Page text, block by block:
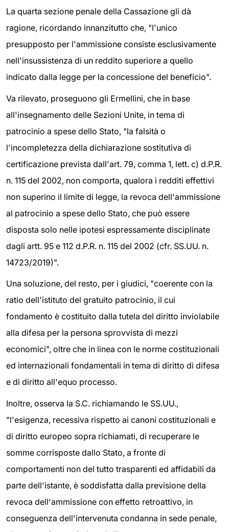
La quarta sezione penale della Cassazione gli dà
ragione, ricordando innanzitutto che, "l'unico
presupposto per l'ammissione consiste esclusivamente
nell'insussistenza di un reddito superiore a quello
indicato dalla legge per la concessione del beneficio".
Va rilevato, proseguono gli Ermellini, che in base
all'insegnamento delle Sezioni Unite, in tema di
patrocinio a spese dello Stato, "la falsità o
l'incompletezza della dichiarazione sostitutiva di
certificazione prevista dall'art. 79, comma 1, lett. c) d.P.R.
n. 115 del 2002, non comporta, qualora i redditi effettivi
non superino il limite di legge, la revoca dell'ammissione
al patrocinio a spese dello Stato, che può essere
disposta solo nelle ipotesi espressamente disciplinate
dagli artt. 95 e 112 d.P.R. n. 115 del 2002 (cfr. SS.UU. n.
14723/2019)".
Una soluzione, del resto, per i giudici, "coerente con la
ratio dell'istituto del gratuito patrocinio, il cui
fondamento è costituito dalla tutela del diritto inviolabile
alla difesa per la persona sprovvista di mezzi
economici", oltre che in linea con le norme costituzionali
ed internazionali fondamentali in tema di diritto di difesa
e di diritto all'equo processo.
Inoltre, osserva la S.C. richiamando le SS.UU.,
"l'esigenza, recessiva rispetto ai canoni costituzionali e
di diritto europeo sopra richiamati, di recuperare le
somme corrisposte dallo Stato, a fronte di
comportamenti non del tutto trasparenti ed affidabili da
parte dell'istante, è soddisfatta dalla previsione della
revoca dell'ammissione con effetto retroattivo, in
conseguenza dell'intervenuta condanna in sede penale,